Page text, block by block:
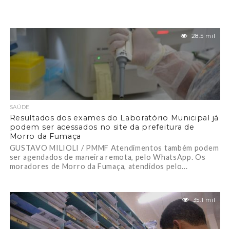
28.5 mil
SAÚDE
Resultados dos exames do Laboratório Municipal já
podem ser acessados no site da prefeitura de
Morro da Fumaça
GUSTAVO MILIOLI / PMMF Atendimentos também podem
ser agendados de maneira remota, pelo WhatsApp. Os
moradores de Morro da Fumaça, atendidos pelo...
35.1 mil